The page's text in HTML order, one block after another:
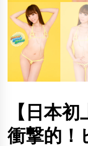
【日本
衝撃的！